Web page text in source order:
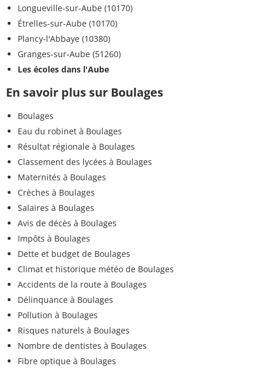
Longueville-sur-Aube (10170)
Étrelles-sur-Aube (10170)
Plancy-l'Abbaye (10380)
Granges-sur-Aube (51260)
Les écoles dans l'Aube
En savoir plus sur Boulages
Boulages
Eau du robinet à Boulages
Résultat régionale à Boulages
Classement des lycées à Boulages
Maternités à Boulages
Crèches à Boulages
Salaires à Boulages
Avis de décès à Boulages
Impôts à Boulages
Dette et budget de Boulages
Climat et historique météo de Boulages
Accidents de la route à Boulages
Délinquance à Boulages
Pollution à Boulages
Risques naturels à Boulages
Nombre de dentistes à Boulages
Fibre optique à Boulages